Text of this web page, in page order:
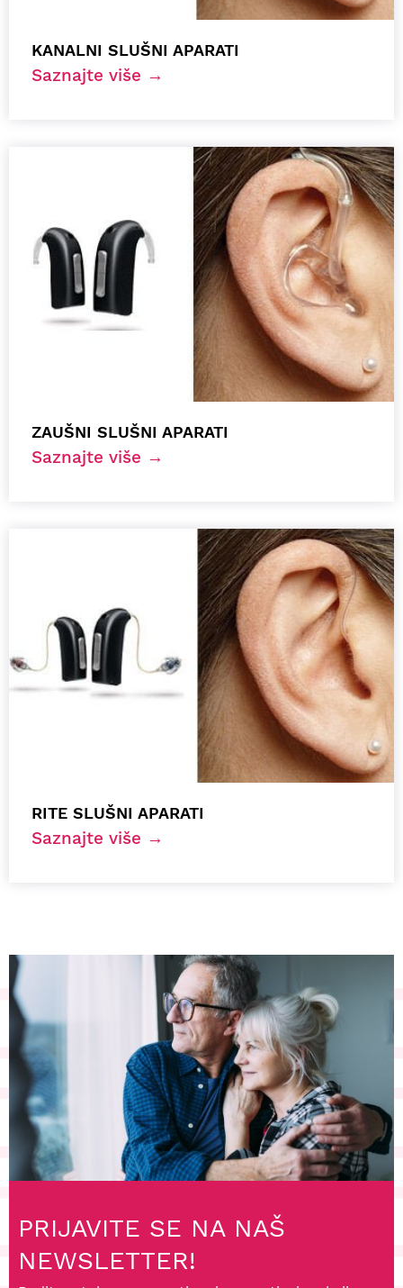
KANALNI SLUŠNI APARATI
Saznajte više →
ZAUŠNI SLUŠNI APARATI
Saznajte više →
RITE SLUŠNI APARATI
Saznajte više →
PRIJAVITE SE NA NAŠ
NEWSLETTER!